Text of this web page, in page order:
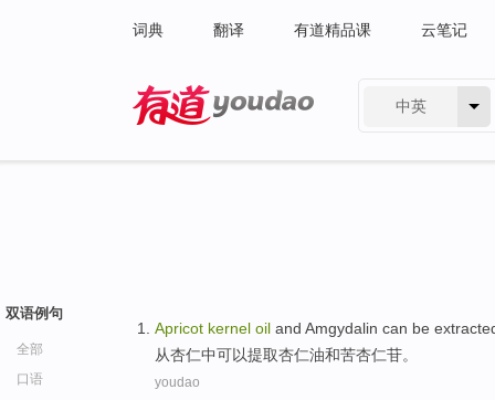
词典 翻译 有道精品课 云笔记
中英
双语例句
全部
口语
Apricot kernel oil and Amgydalin can be
从杏仁中可以提取杏仁油和苦杏仁苷。
youdao